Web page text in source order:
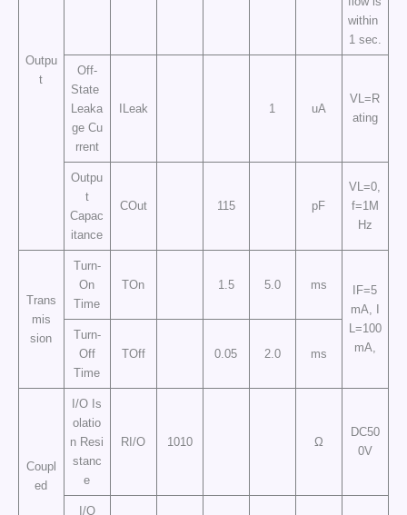
Outpu
t
within
1 sec.
Off-
State
Leaka
ge Cu
rrent
ILeak 1 uA
VL=R
ating
Outpu
t
Capac
itance
COut 115 pF
VL=0,
f=1M
Hz
Trans
mis
sion
Turn-
On
Time
TOn 1.5 5.0 ms
IF=5
mA, I
L=100
mA,
Turn-
Off
Time
TOff 0.05 2.0 ms
Coupl
ed
I/O Is
olatio
n Resi
stanc
e
RI/O 1010 Ω
DC50
0V
I/O